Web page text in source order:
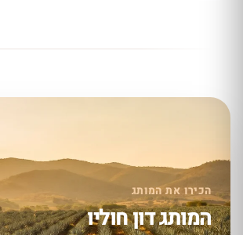
הכירו את המותג
המותג דון חוליו